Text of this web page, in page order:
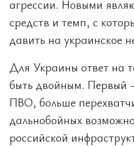
агрессии. Новыми
средств и темп, с
давить на украинское
Для Украины ответ на
быть двойным. Первый
ПВО, больше
дальнобойных
российской